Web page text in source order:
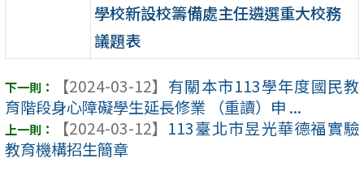
學校新設校籌備處主任遴選重大校務
議題表
【2024-03-12】 有關本市113學年度國民教
育階段身心障礙學生延長修業 （重讀）申 ...
【2024-03-12】 113臺北市昱光華德福實驗
教育機構招生簡章